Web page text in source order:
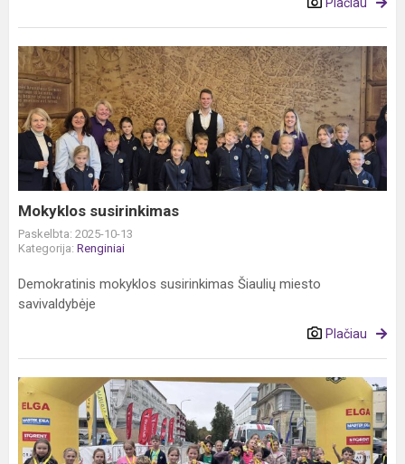
Mokyklos
susirinkimas
Mokyklos susirinkimas
Paskelbta: 2025-10-13
Kategorija: Renginiai
Demokratinis mokyklos susirinkimas Šiaulių miesto
savivaldybėje
Plačiau
Šiaulių
bėgimas
'25